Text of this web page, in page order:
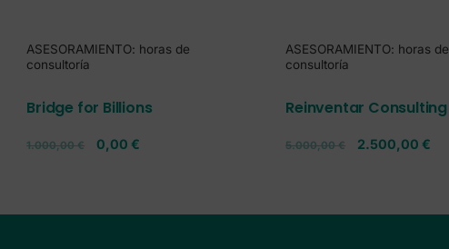
ASESORAMIENTO: horas de
consultoría
Bridge for Billions
1.000,00€ 0,00 €
ASESORAMIENTO: horas de
consultoría
Reinventar Consulting
5.000,00€ 2.500,00 €